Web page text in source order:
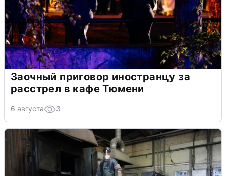
Заочный приговор иностранцу за
расстрел в кафе Тюмени
6 августа 3